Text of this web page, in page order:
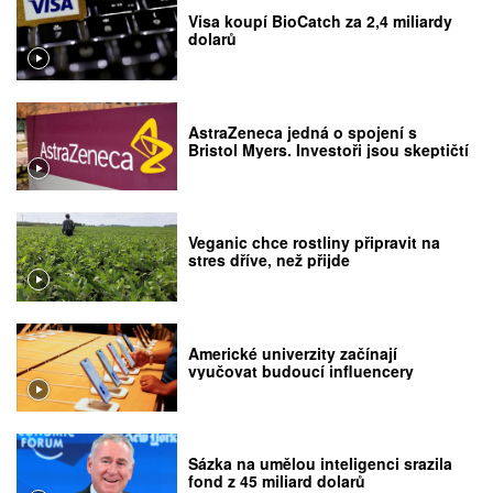
Visa koupí BioCatch za 2,4 miliardy
dolarů
AstraZeneca jedná o spojení s
Bristol Myers. Investoři jsou skeptičtí
Veganic chce rostliny připravit na
stres dříve, než přijde
Americké univerzity začínají
vyučovat budoucí influencery
Sázka na umělou inteligenci srazila
fond z 45 miliard dolarů